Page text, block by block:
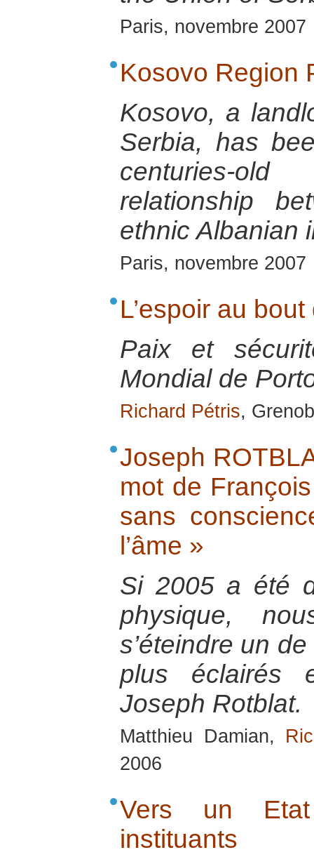
Paris, novembre 2007
Kosovo Region
Kosovo, a
Serbia, has
centuries-old
relationship
ethnic Albanian
Paris, novembre 2007
L’espoir au
Paix et
Mondial de
Richard Pétris,
Joseph
mot de
sans
l’âme »
Si 2005 a été
physique,
s’éteindre un
plus éclairés
Joseph Rotblat.
Matthieu Damian,
2006
Vers un
instituants